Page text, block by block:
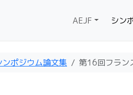
AEJF シン
ンポジウム論文集 第16回フラ